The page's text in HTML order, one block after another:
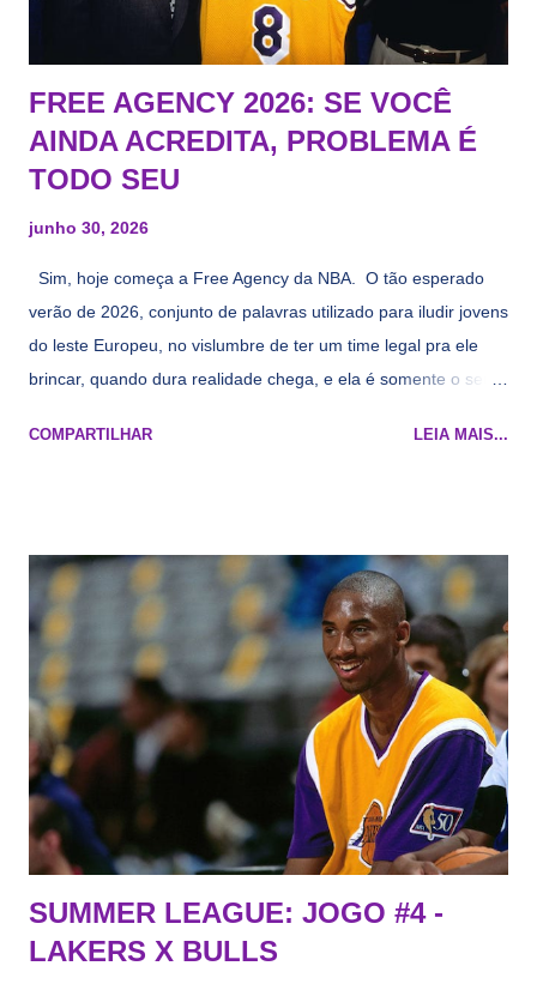
FREE AGENCY 2026: SE VOCÊ
AINDA ACREDITA, PROBLEMA É
TODO SEU
junho 30, 2026
Sim, hoje começa a Free Agency da NBA. O tão esperado
verão de 2026, conjunto de palavras utilizado para iludir jovens
do leste Europeu, no vislumbre de ter um time legal pra ele
brincar, quando dura realidade chega, e ela é somente o seu
cara de decrépito, mas que aparentemente ainda é jovem.
vezes a gente esquece mesmo. Então, como diria o Marcelo
Tas no Telecurso 2000 , É HORA DA REVISÃO! Ah, e quase
todos esses nomes foram linkados ao Lakers. Se de fato há o
interesse, não importa, o nosso compromisso é sempre com a
informação, a veracidade vem depois. E do Lakers hein? Até
agora nada de Ruim Hachaomuro (dizem que Nets tem
interesse) e LeBrão James - esse sendo assediado pelo
Draymond Green enquanto chora pro Cavs contrat...
COMPARTILHAR LEIA MAIS...
SUMMER LEAGUE: JOGO #4 -
LAKERS X BULLS